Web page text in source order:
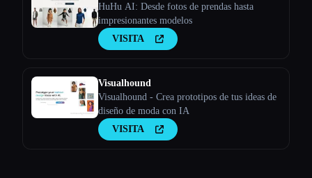
HuHu AI: Desde fotos de prendas hasta
impresionantes modelos
VISITA
Visualhound
Visualhound - Crea prototipos de tus ideas de
diseño de moda con IA
VISITA